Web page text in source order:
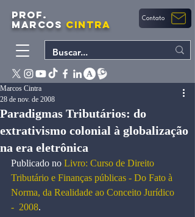
PROF.
MARCOS CINTRA Contato
Paradigmas Tributários: do
extrativismo colonial à globalização
na era eletrônica
Marcos Cintra
28 de nov. de 2008
Publicado no Livro: Curso de Direito
Tributário e Finanças públicas - Do Fato à
Norma, da Realidade ao Conceito Jurídico
- 2008.